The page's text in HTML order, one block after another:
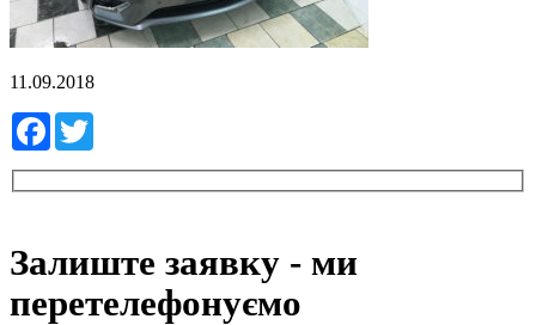
11.09.2018
Facebook
Залиште заявку - ми
перетелефонуємо